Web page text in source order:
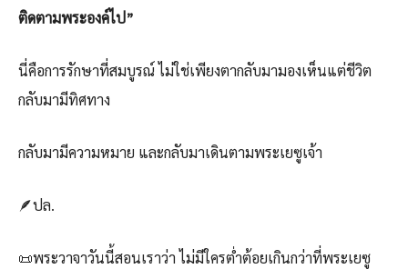
ติดตามพระองค์ไป”
นี่คือการรักษาที่สมบูรณ์ ไม่ใช่เพียงตากลับมามองเห็นแต่ชีวิต
กลับมามีทิศทาง
กลับมามีความหมาย และกลับมาเดินตามพระเยซูเจ้า
🪶ปล.
📜พระวาจาวันนี้สอนเราว่า ไม่มีใครต่ำต้อยเกินกว่าที่พระเยซู